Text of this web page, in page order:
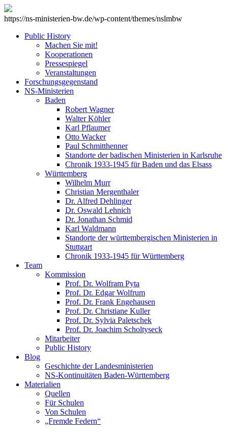
https://ns-ministerien-bw.de/wp-content/themes/nslmbw
Public History
Machen Sie mit!
Kooperationen
Pressespiegel
Veranstaltungen
Forschungsgegenstand
NS-Ministerien
Baden
Robert Wagner
Walter Köhler
Karl Pflaumer
Otto Wacker
Paul Schmitthenner
Standorte der badischen Ministerien in Karlsruhe
Chronik 1933-1945 für Baden und das Elsass
Württemberg
Wilhelm Murr
Christian Mergenthaler
Dr. Alfred Dehlinger
Dr. Oswald Lehnich
Dr. Jonathan Schmid
Karl Waldmann
Standorte der württembergischen Ministerien in
Stuttgart
Chronik 1933-1945 für Württemberg
Team
Kommission
Prof. Dr. Wolfram Pyta
Prof. Dr. Edgar Wolfrum
Prof. Dr. Frank Engehausen
Prof. Dr. Christiane Kuller
Prof. Dr. Sylvia Paletschek
Prof. Dr. Joachim Scholtyseck
Mitarbeiter
Public History
Blog
Geschichte der Landesministerien
NS-Kontinuitäten Baden-Württemberg
Materialien
Quellen
Für Schulen
Von Schulen
„Fremde Federn“